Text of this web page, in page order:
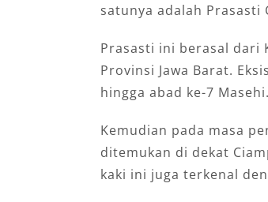
satunya adalah
Prasasti ini berasal dari
Provinsi Jawa Barat.
hingga abad ke-7 Masehi.
Kemudian pada masa
ditemukan di dekat
kaki ini juga terkenal